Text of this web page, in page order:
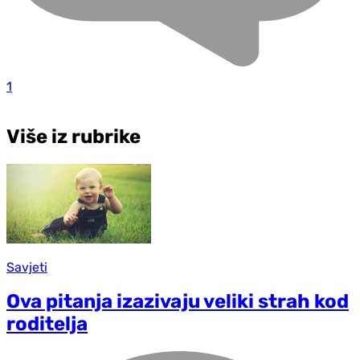
1
Više iz rubrike
Savjeti
Ova pitanja izazivaju veliki strah kod
roditelja